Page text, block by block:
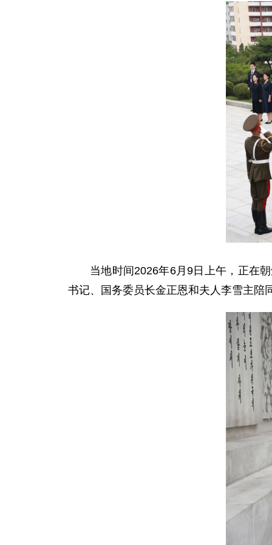
当地时间2026年6月9日上午，正在
书记、国务委员长金正恩和夫人李雪主陪